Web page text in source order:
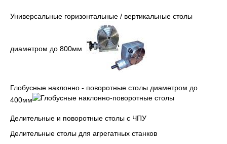
Универсальные горизонтальные / вертикальные столы
диаметром до 800мм
Глобусные наклонно - поворотные столы диаметром до
400мм
Делительные и поворотные столы с ЧПУ
Делительные столы для агрегатных станков